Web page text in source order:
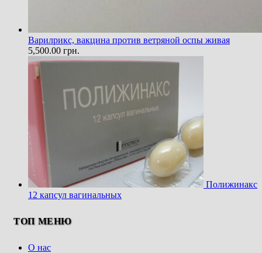
Варилрикс, вакцина против ветряной оспы живая
5,500.00 грн.
Полижинакс
12 капсул вагинальных
ТОП МЕНЮ
О нас